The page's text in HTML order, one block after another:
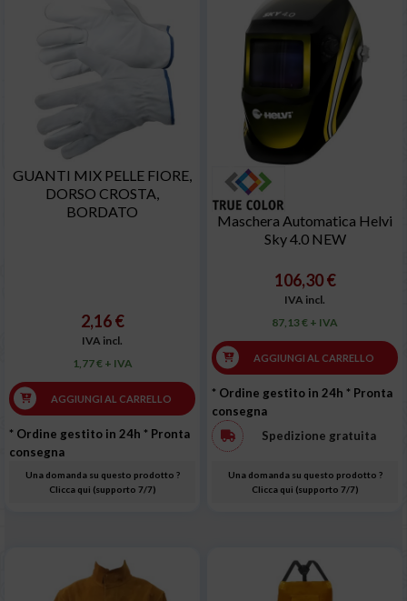
GUANTI MIX PELLE FIORE,
DORSO CROSTA,
BORDATO
2,16 €
IVA incl.
1,77 € + IVA
AGGIUNGI AL CARRELLO
* Ordine gestito in 24h * Pronta
consegna
Una domanda su questo prodotto ?
Clicca qui (supporto 7/7)
Maschera Automatica Helvi
Sky 4.0 NEW
106,30 €
IVA incl.
87,13 € + IVA
AGGIUNGI AL CARRELLO
* Ordine gestito in 24h * Pronta
consegna
Spedizione gratuita
Una domanda su questo prodotto ?
Clicca qui (supporto 7/7)